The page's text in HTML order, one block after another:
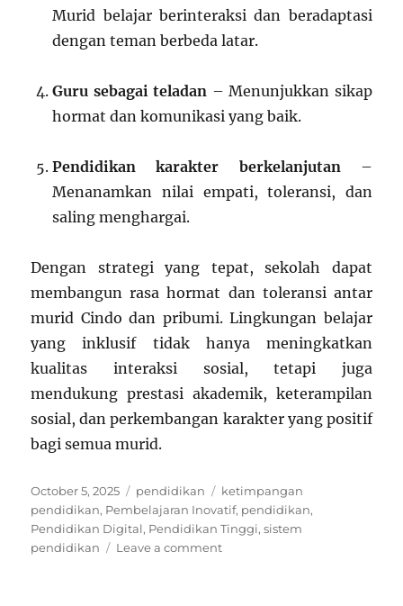
Murid belajar berinteraksi dan beradaptasi
dengan teman berbeda latar.
Guru sebagai teladan – Menunjukkan sikap
hormat dan komunikasi yang baik.
Pendidikan karakter berkelanjutan –
Menanamkan nilai empati, toleransi, dan
saling menghargai.
Dengan strategi yang tepat, sekolah dapat
membangun rasa hormat dan toleransi antar
murid Cindo dan pribumi. Lingkungan belajar
yang inklusif tidak hanya meningkatkan
kualitas interaksi sosial, tetapi juga
mendukung prestasi akademik, keterampilan
sosial, dan perkembangan karakter yang positif
bagi semua murid.
Posted
on
October 5, 2025 Categories
pendidikan Tags
ketimpangan
pendidikan, Pembelajaran Inovatif, pendidikan,
Pendidikan Digital, Pendidikan Tinggi,sistem
pendidikan
Leave a commenton